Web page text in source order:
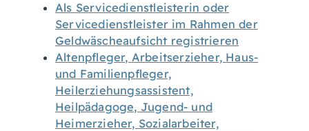
Als Servicedienstleisterin oder
Servicedienstleister im Rahmen der
Geldwäscheaufsicht registrieren
Altenpfleger, Arbeitserzieher, Haus-
und Familienpfleger,
Heilerziehungsassistent,
Heilpädagoge, Jugend- und
Heimerzieher, Sozialarbeiter,